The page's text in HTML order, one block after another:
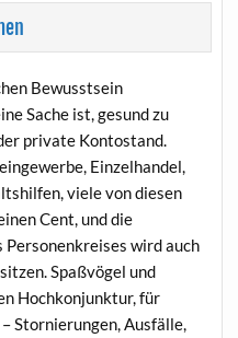
Bewusstsein
Sache ist, gesund zu
private Kontostand.
Einzelhandel,
viele von diesen
Cent, und die
wird auch
Spaßvögel und
Hochkonjunktur, für
Stornierungen, Ausfälle,